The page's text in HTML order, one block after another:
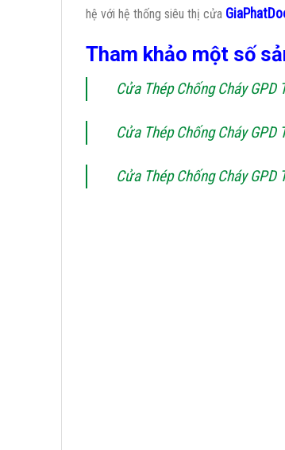
hệ với hệ thống siêu thị cửa
Tham khảo một số
Cửa Thép Chống Cháy GPD
Cửa Thép Chống Cháy GPD
Cửa Thép Chống Cháy GPD